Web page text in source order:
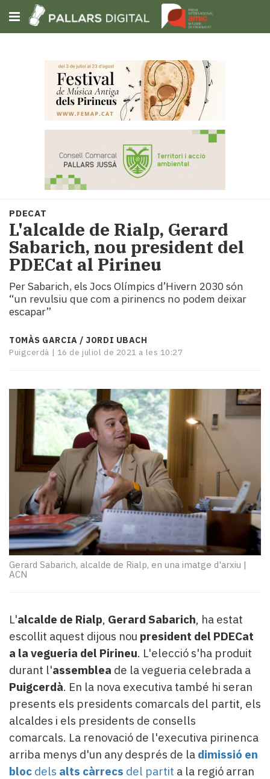
Subscriu-t'hi
Portada
Societat
Política
i
municipis
Economia
turisme
Cultura
Esports
Mai
tant!
mitjans
temps
Reportatges
Entrevistes
Enquestes
A
escena!
Dis
la
teva!
Subscriptors
La
newsletter
Contingut
patrocinat
Lo
més
llegit...
Editorial
PDECAT
L'alcalde de Rialp, Gerard
Sabarich, nou president del
PDECat al Pirineu
Per Sabarich, els Jocs Olímpics d’Hivern 2030 són
“un revulsiu que com a pirinencs no podem deixar
escapar”
TOMÀS GARCIA / JORDI UBACH
Puigcerdà | 16 de juliol de 2021 a les 10:27
Gerard Sabarich, alcalde de Rialp, en una imatge d'arxiu |
ACN
L'alcalde de Rialp, Gerard Sabarich, ha estat
escollit aquest dijous nou president del PDECat
a la vegueria del Pirineu. L'elecció s'ha produit
durant l'assemblea de la vegueria celebrada a
Puigcerdà. En la nova executiva també hi seran
presents els presidents comarcals del partit, els
alcaldes i els presidents de consells
comarcals. La renovació de l'executiva pirinenca
arriba menys d'un any després de la dimissió en
bloc dels alts càrrecs del partit a la regió arran